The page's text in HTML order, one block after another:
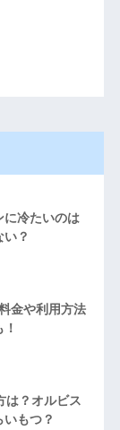
に冷たいのは
？
金や利用方法
は？オルビス
もつ？